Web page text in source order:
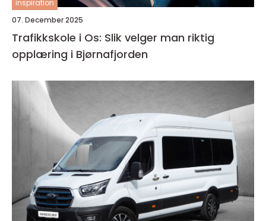
inspiration
07. December 2025
Trafikkskole i Os: Slik velger man riktig
opplæring i Bjørnafjorden